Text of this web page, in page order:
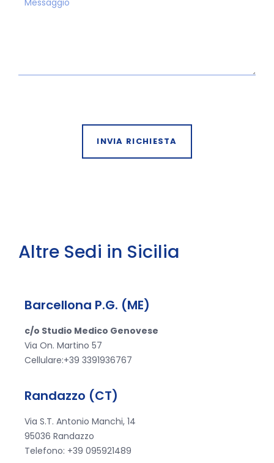
INVIA RICHIESTA
Altre Sedi in Sicilia
Barcellona P.G. (ME)
c/o Studio Medico Genovese
Via On. Martino 57
Cellulare:+39 3391936767
Randazzo (CT)
Via S.T. Antonio Manchi, 14
95036 Randazzo
Telefono: +39 095921489